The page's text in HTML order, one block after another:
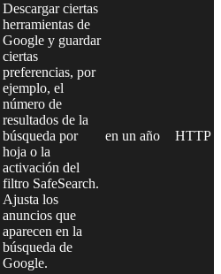
Descargar ciertas
herramientas de
Google y guardar
ciertas
preferencias, por
ejemplo, el
número de
resultados de la
búsqueda por
hoja o la
activación del
filtro SafeSearch.
Ajusta los
anuncios que
aparecen en la
búsqueda de
Google.
en un año HTTP